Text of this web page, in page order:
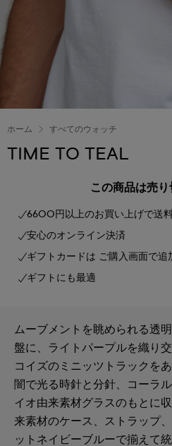
ホーム すべてのウォッチ
TIME TO TEAL
この商品は売り
6600円以上のお買い上げで送
安心のオンライン決済
ギフトカードは ご購入画面で追
ギフトにも最適
ムーブメントを眺められる透
盤に、ライトパープルを織り
コイズのミニッツトラックを
闇で光る時針と分針、コーラ
イオ由来素材グラスのもとに
来素材のケース、ストラップ
ットネイビーブルーで揃えて